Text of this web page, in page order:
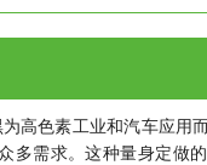
高色素工业和汽车应用
多需求。这种量身定做